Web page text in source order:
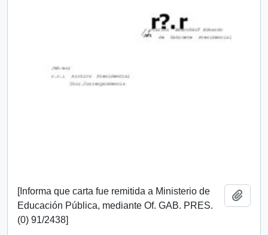
[Informa que carta fue remitida a Ministerio de
Educación Pública, mediante Of. GAB. PRES.
(0) 91/2438]